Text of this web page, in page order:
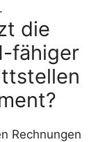
die
fähiger
Rechnungen